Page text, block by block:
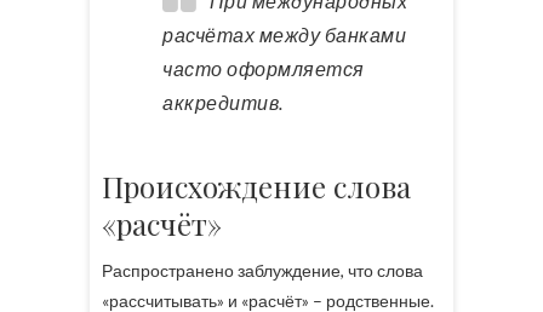
расчётах между банками
часто оформляется
аккредитив.
Происхождение слова
«расчёт»
Распространено заблуждение, что слова
«рассчитывать» и «расчёт» – родственные.